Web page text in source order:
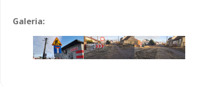
Galeria: